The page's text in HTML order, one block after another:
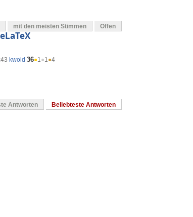
mit den meisten Stimmen Offen
kwoid 36●1●1●4
Antworten Beliebteste Antworten